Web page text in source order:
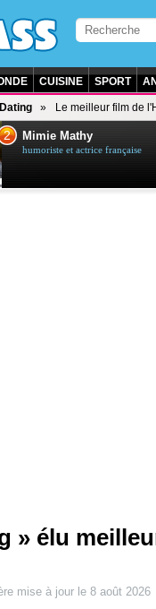
CUISINE SPORT
Le meilleur film de
2 Mimie Mathy
humoriste et actrice française
» élu
mise à jour le8 août 2026